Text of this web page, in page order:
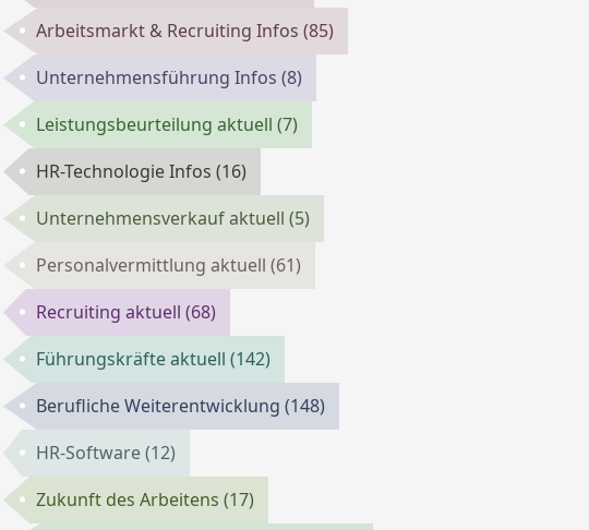
Arbeitsmarkt & Recruiting Infos (85)
Unternehmensführung Infos (8)
Leistungsbeurteilung aktuell (7)
HR-Technologie Infos (16)
Unternehmensverkauf aktuell (5)
Personalvermittlung aktuell (61)
Recruiting aktuell (68)
Führungskräfte aktuell (142)
Berufliche Weiterentwicklung (148)
HR-Software(12)
Zukunft des Arbeitens (17)